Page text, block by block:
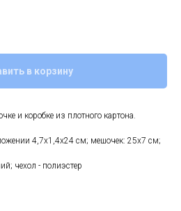
в корзину
и коробке из плотного картона.
4,7x1,4x24 см; мешочек: 25x7 см;
чехол - полиэстер